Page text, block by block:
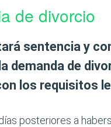
de divorcio
sentencia y
demanda de
los requisitos
posteriores a